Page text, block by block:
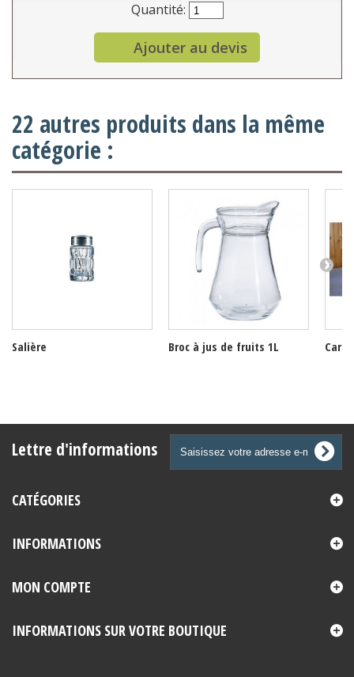
Quantité:
Ajouter au devis
22 autres produits dans la même
catégorie :
Salière Broc à jus de fruits 1L
Lettre d'informations
CATÉGORIES
INFORMATIONS
MON COMPTE
INFORMATIONS SUR VOTRE BOUTIQUE